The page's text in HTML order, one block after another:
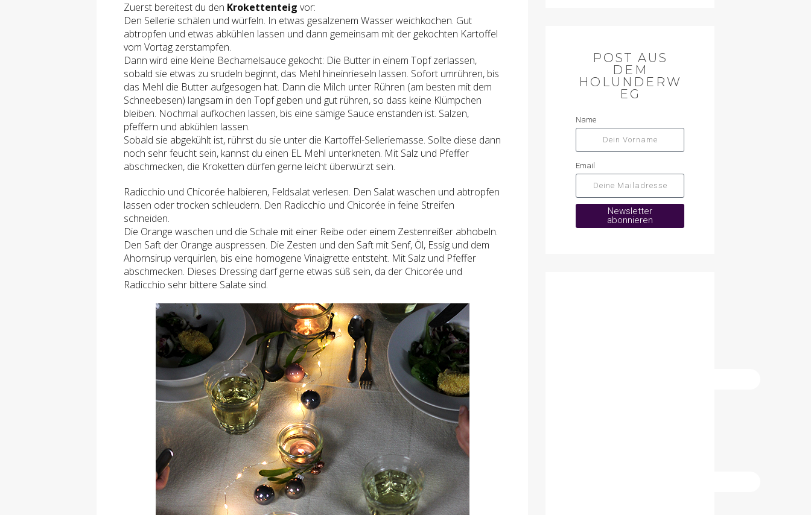
Zuerst bereitest du den Krokettenteig vor:
Den Sellerie schälen und würfeln. In etwas gesalzenem Wasser weichkochen. Gut
abtropfen und etwas abkühlen lassen und dann gemeinsam mit der gekochten Kartoffel
vom Vortag zerstampfen.
Dann wird eine kleine Bechamelsauce gekocht: Die Butter in einem Topf zerlassen,
sobald sie etwas zu srudeln beginnt, das Mehl hineinrieseln lassen. Sofort umrühren, bis
das Mehl die Butter aufgesogen hat. Dann die Milch unter Rühren (am besten mit dem
Schneebesen) langsam in den Topf geben und gut rühren, so dass keine Klümpchen
bleiben. Nochmal aufkochen lassen, bis eine sämige Sauce enstanden ist. Salzen,
pfeffern und abkühlen lassen.
Sobald sie abgekühlt ist, rührst du sie unter die Kartoffel-Selleriemasse. Sollte diese dann
noch sehr feucht sein, kannst du einen EL Mehl unterkneten. Mit Salz und Pfeffer
abschmecken, die Kroketten dürfen gerne leicht überwürzt sein.
Radicchio und Chicorée halbieren, Feldsalat verlesen. Den Salat waschen und abtropfen
lassen oder trocken schleudern. Den Radicchio und Chicorée in feine Streifen
schneiden.
Die Orange waschen und die Schale mit einer Reibe oder einem Zestenreißer abhobeln.
Den Saft der Orange auspressen. Die Zesten und den Saft mit Senf, Öl, Essig und dem
Ahornsirup verquirlen, bis eine homogene Vinaigrette entsteht. Mit Salz und Pfeffer
abschmecken. Dieses Dressing darf gerne etwas süß sein, da der Chicorée und
Radicchio sehr bittere Salate sind.
POST AUS
DEM
HOLUNDERW
EG
Name
Email
Newsletter
abonnieren